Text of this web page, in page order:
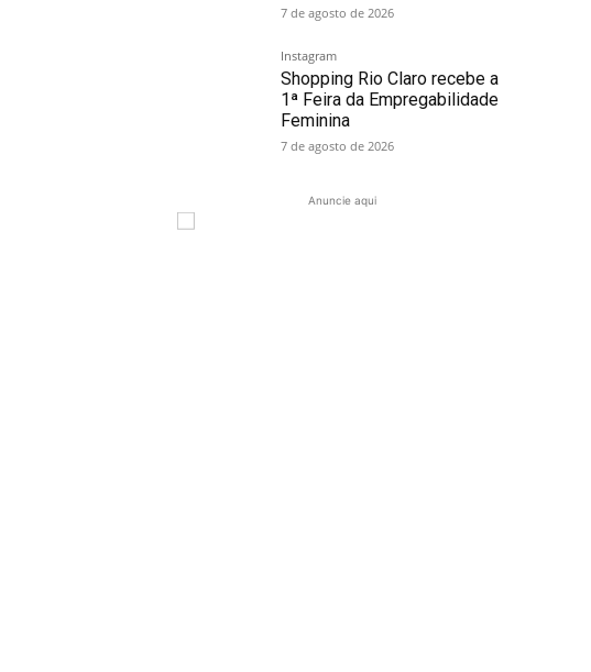
7 de agosto de 2026
Instagram
Shopping Rio Claro recebe a
1ª Feira da Empregabilidade
Feminina
7 de agosto de 2026
Anuncie aqui